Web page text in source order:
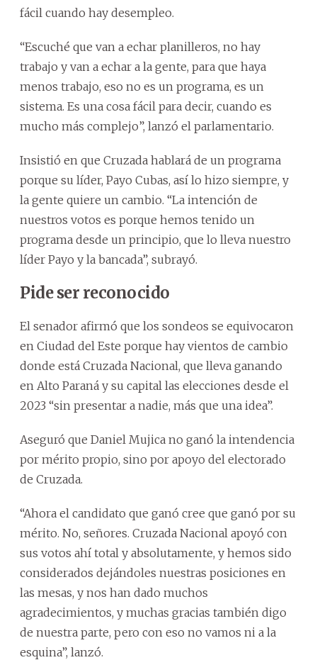
fácil cuando hay desempleo.
“Escuché que van a echar planilleros, no hay
trabajo y van a echar a la gente, para que haya
menos trabajo, eso no es un programa, es un
sistema. Es una cosa fácil para decir, cuando es
mucho más complejo”, lanzó el parlamentario.
Insistió en que Cruzada hablará de un programa
porque su líder, Payo Cubas, así lo hizo siempre, y
la gente quiere un cambio. “La intención de
nuestros votos es porque hemos tenido un
programa desde un principio, que lo lleva nuestro
líder Payo y la bancada”, subrayó.
Pide ser reconocido
El senador afirmó que los sondeos se equivocaron
en Ciudad del Este porque hay vientos de cambio
donde está Cruzada Nacional, que lleva ganando
en Alto Paraná y su capital las elecciones desde el
2023 “sin presentar a nadie, más que una idea”.
Aseguró que Daniel Mujica no ganó la intendencia
por mérito propio, sino por apoyo del electorado
de Cruzada.
“Ahora el candidato que ganó cree que ganó por su
mérito. No, señores. Cruzada Nacional apoyó con
sus votos ahí total y absolutamente, y hemos sido
considerados dejándoles nuestras posiciones en
las mesas, y nos han dado muchos
agradecimientos, y muchas gracias también digo
de nuestra parte, pero con eso no vamos ni a la
esquina”, lanzó.